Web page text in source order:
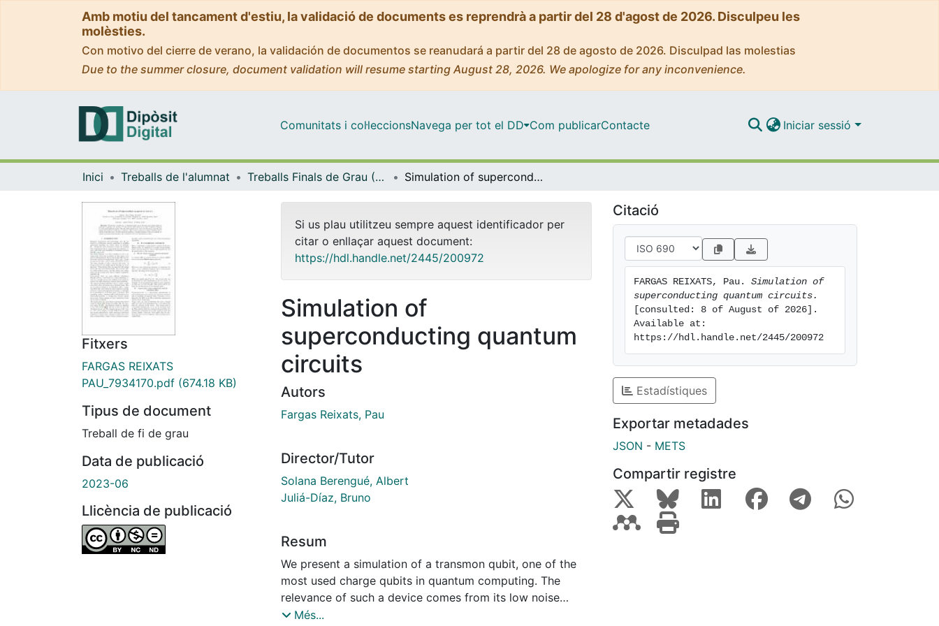
Amb motiu del tancament d'estiu, la validació de documents es reprendrà a partir del 28 d'agost de 2026. Disculpeu les
molèsties.
Con motivo del cierre de verano, la validación de documentos se reanudará a partir del 28 de agosto de 2026. Disculpad las molestias
Due to the summer closure, document validation will resume starting August 28, 2026. We apologize for any inconvenience.
Comunitats i col·leccionsNavega per tot el DD Com publicarContacte Iniciar sessió
Inici Treballs de l'alumnat Treballs Finals de Grau (TFG) - Física Simulation of superconducting quantum circuits
Fitxers
FARGAS REIXATS
PAU_7934170.pdf (674.18 KB)
Tipus de document
Treball de fi de grau
Data de publicació
2023-06
Llicència de publicació
Si us plau utilitzeu sempre aquest identificador per
citar o enllaçar aquest document:
https://hdl.handle.net/2445/200972
Simulation of
superconducting quantum
circuits
Autors
Fargas Reixats, Pau
Director/Tutor
Solana Berengué, Albert
Juliá-Díaz, Bruno
Resum
We present a simulation of a transmon qubit, one of the
most used charge qubits in quantum computing. The
relevance of such a device comes from its low noise
sensitivity compared to other superconducting qubits. The
Més...
Citació
FARGAS REIXATS, Pau. Simulation of
superconducting quantum circuits.
[consulted: 8 of August of 2026].
Available at:
https://hdl.handle.net/2445/200972
Estadístiques
Exportar metadades
JSON - METS
Compartir registre